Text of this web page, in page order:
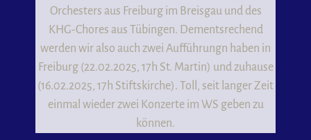
Orchesters aus Freiburg im Breisgau und des
KHG-Chores aus Tübingen. Dementsrechend
werden wir also auch zwei Aufführungn haben in
Freiburg (22.02.2025, 17h St. Martin) und zuhause
(16.02.2025, 17h Stiftskirche). Toll, seit langer Zeit
einmal wieder zwei Konzerte im WS geben zu
können.